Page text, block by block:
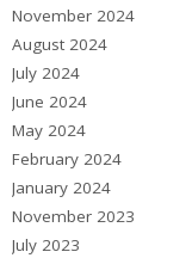
November 2024
August 2024
July 2024
June 2024
May 2024
February 2024
January 2024
November 2023
July 2023